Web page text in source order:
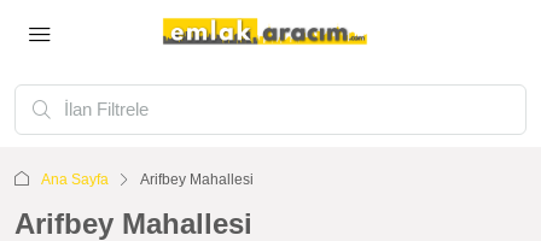
Ana Sayfa Arifbey Mahallesi
Arifbey Mahallesi